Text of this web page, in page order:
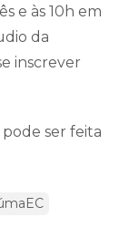
e às 10h em
da
inscrever
ser feita